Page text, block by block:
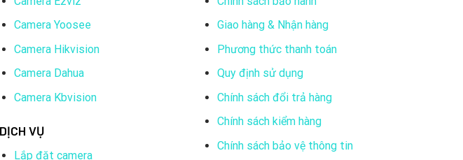
hơn 18.000 người và có giá trị vốn hóa thị trường hơn 20 tỷ USD (số liệu
Camera Yoosee
Camera Hikvision
Camera Dahua
Camera Kbvision
DỊCH VỤ
Lắp đặt camera
Giao hàng & Nhận hàng
Phương thức thanh toán
Quy định sử dụng
Chính sách đổi trả hàng
Chính sách kiểm hàng
Chính sách bảo vệ thông tin